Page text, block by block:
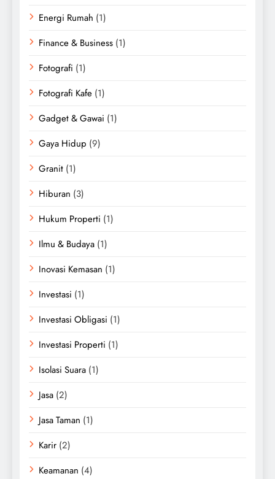
Energi Rumah (1)
Finance & Business (1)
Fotografi (1)
Fotografi Kafe (1)
Gadget & Gawai (1)
Gaya Hidup (9)
Granit (1)
Hiburan (3)
Hukum Properti (1)
Ilmu & Budaya (1)
Inovasi Kemasan (1)
Investasi (1)
Investasi Obligasi (1)
Investasi Properti (1)
Isolasi Suara (1)
Jasa (2)
Jasa Taman (1)
Karir (2)
Keamanan (4)